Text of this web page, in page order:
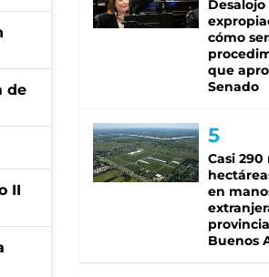
de
II
cómo
que
Senado
Casi 290
en
Buenos